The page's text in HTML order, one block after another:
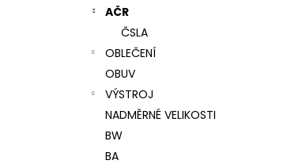
AČR
ČSLA
OBLEČENÍ
OBUV
VÝSTROJ
NADMĚRNÉ VELIKOSTI
BW
BA